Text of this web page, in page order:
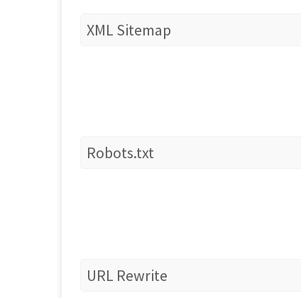
XML Sitemap
Robots.txt
URL Rewrite